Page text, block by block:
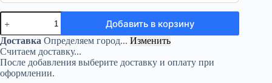
Количество
товара
Колесо
года
с
трискелем
и
Добавить в корзину
Доставка Определяем город... Изменить
Считаем доставку...
После добавления выберите доставку и оплату при
оформлении.